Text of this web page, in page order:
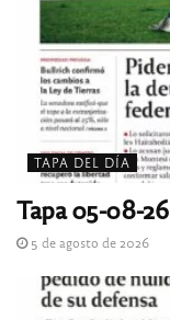
TAPA DEL DÍA
Tapa 05-08-26
5 de agosto de 2026